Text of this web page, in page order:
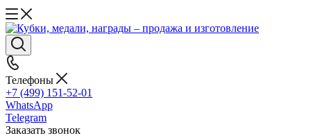
Телефоны
+7 (499) 151-52-01
WhatsApp
Telegram
Заказать звонок